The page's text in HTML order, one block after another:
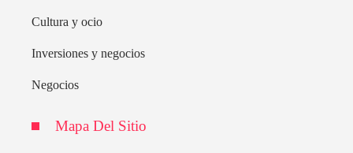
Cultura y ocio
Inversiones y negocios
Negocios
Mapa Del Sitio